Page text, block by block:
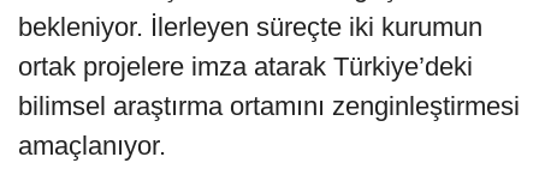
bekleniyor. İlerleyen süreçte iki kurumun
ortak projelere imza atarak Türkiye’deki
bilimsel araştırma ortamını zenginleştirmesi
amaçlanıyor.